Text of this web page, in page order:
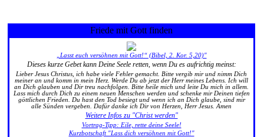
Friede mit Gott finden
„Lasst euch versöhnen mit Gott!“ (Bibel, 2. Kor. 5,20)"
Dieses kurze Gebet kann Deine Seele retten, wenn Du es aufrichtig meinst:
Lieber Jesus Christus, ich habe viele Fehler gemacht. Bitte vergib mir und nimm Dich
meiner an und komm in mein Herz. Werde Du ab jetzt der Herr meines Lebens. Ich will
an Dich glauben und Dir treu nachfolgen. Bitte heile mich und leite Du mich in allem.
Lass mich durch Dich zu einem neuen Menschen werden und schenke mir Deinen tiefen
göttlichen Frieden. Du hast den Tod besiegt und wenn ich an Dich glaube, sind mir
alle Sünden vergeben. Dafür danke ich Dir von Herzen, Herr Jesus. Amen
Weitere Infos zu "Christ werden"
Vortrag-Tipp: Eile, rette deine Seele!
Kurzbotschaft "Lass dich versöhnen mit Gott!"